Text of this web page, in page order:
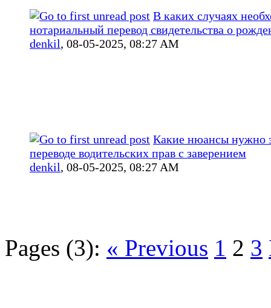
В каких случаях
нотариальный перевод свидетельства о
denkil, 08-05-2025, 08:27 AM
Какие нюансы нужно
переводе водительских прав с заверением
denkil, 08-05-2025, 08:27 AM
Pages (3): « Previous 1 2 3